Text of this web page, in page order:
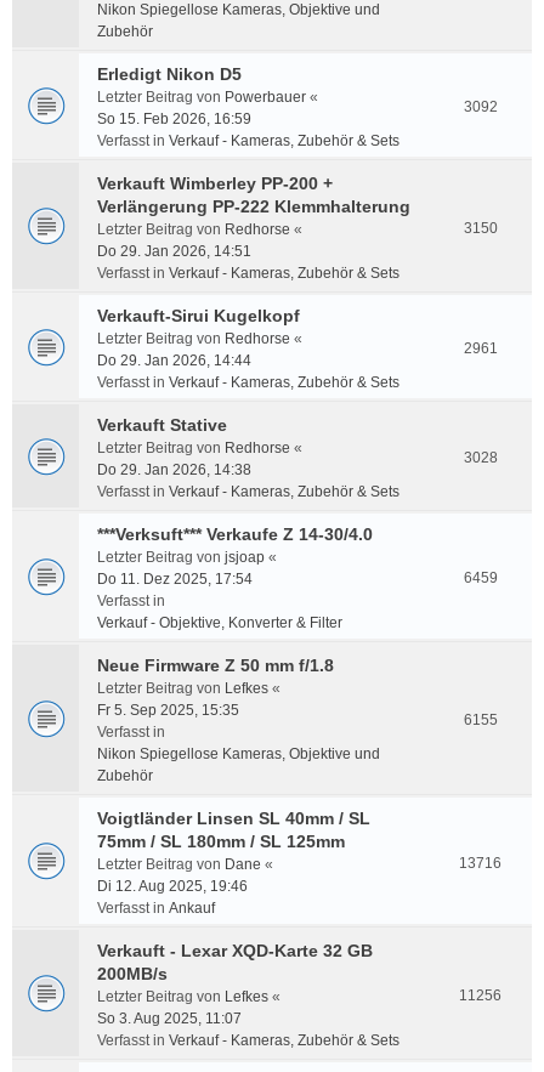
Nikon Spiegellose Kameras, Objektive und
Zubehör
Erledigt Nikon D5
Letzter Beitrag von Powerbauer «
So 15. Feb 2026, 16:59
Verfasst in Verkauf - Kameras, Zubehör & Sets
3092
Verkauft Wimberley PP-200 +
Verlängerung PP-222 Klemmhalterung
Letzter Beitrag von Redhorse «
Do 29. Jan 2026, 14:51
Verfasst in Verkauf - Kameras, Zubehör & Sets
3150
Verkauft-Sirui Kugelkopf
Letzter Beitrag von Redhorse «
Do 29. Jan 2026, 14:44
Verfasst in Verkauf - Kameras, Zubehör & Sets
2961
Verkauft Stative
Letzter Beitrag von Redhorse «
Do 29. Jan 2026, 14:38
Verfasst in Verkauf - Kameras, Zubehör & Sets
3028
***Verksuft*** Verkaufe Z 14-30/4.0
Letzter Beitrag von jsjoap «
Do 11. Dez 2025, 17:54
Verfasst in
Verkauf - Objektive, Konverter & Filter
6459
Neue Firmware Z 50 mm f/1.8
Letzter Beitrag von Lefkes «
Fr 5. Sep 2025, 15:35
Verfasst in
Nikon Spiegellose Kameras, Objektive und
Zubehör
6155
Voigtländer Linsen SL 40mm / SL
75mm / SL 180mm / SL 125mm
Letzter Beitrag von Dane «
Di 12. Aug 2025, 19:46
Verfasst in Ankauf
13716
Verkauft - Lexar XQD-Karte 32 GB
200MB/s
Letzter Beitrag von Lefkes «
So 3. Aug 2025, 11:07
Verfasst in Verkauf - Kameras, Zubehör & Sets
11256